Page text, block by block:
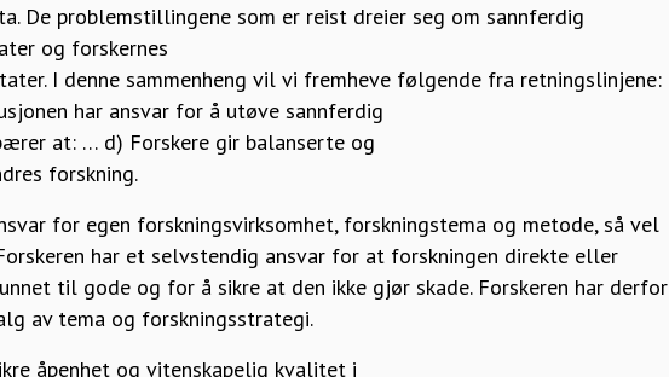
De problemstillingene som er reist dreier seg om sannferdig
og forskernes
I denne sammenheng vil vi fremheve følgende fra retningslinjene:
har ansvar for å utøve sannferdig
at: … d) Forskere gir balanserte og
forskning.
for egen forskningsvirksomhet, forskningstema og metode, så vel
har et selvstendig ansvar for at forskningen direkte eller
til gode og for å sikre at den ikke gjør skade. Forskeren har derfor
av tema og forskningsstrategi.
åpenhet og vitenskapelig kvalitet i